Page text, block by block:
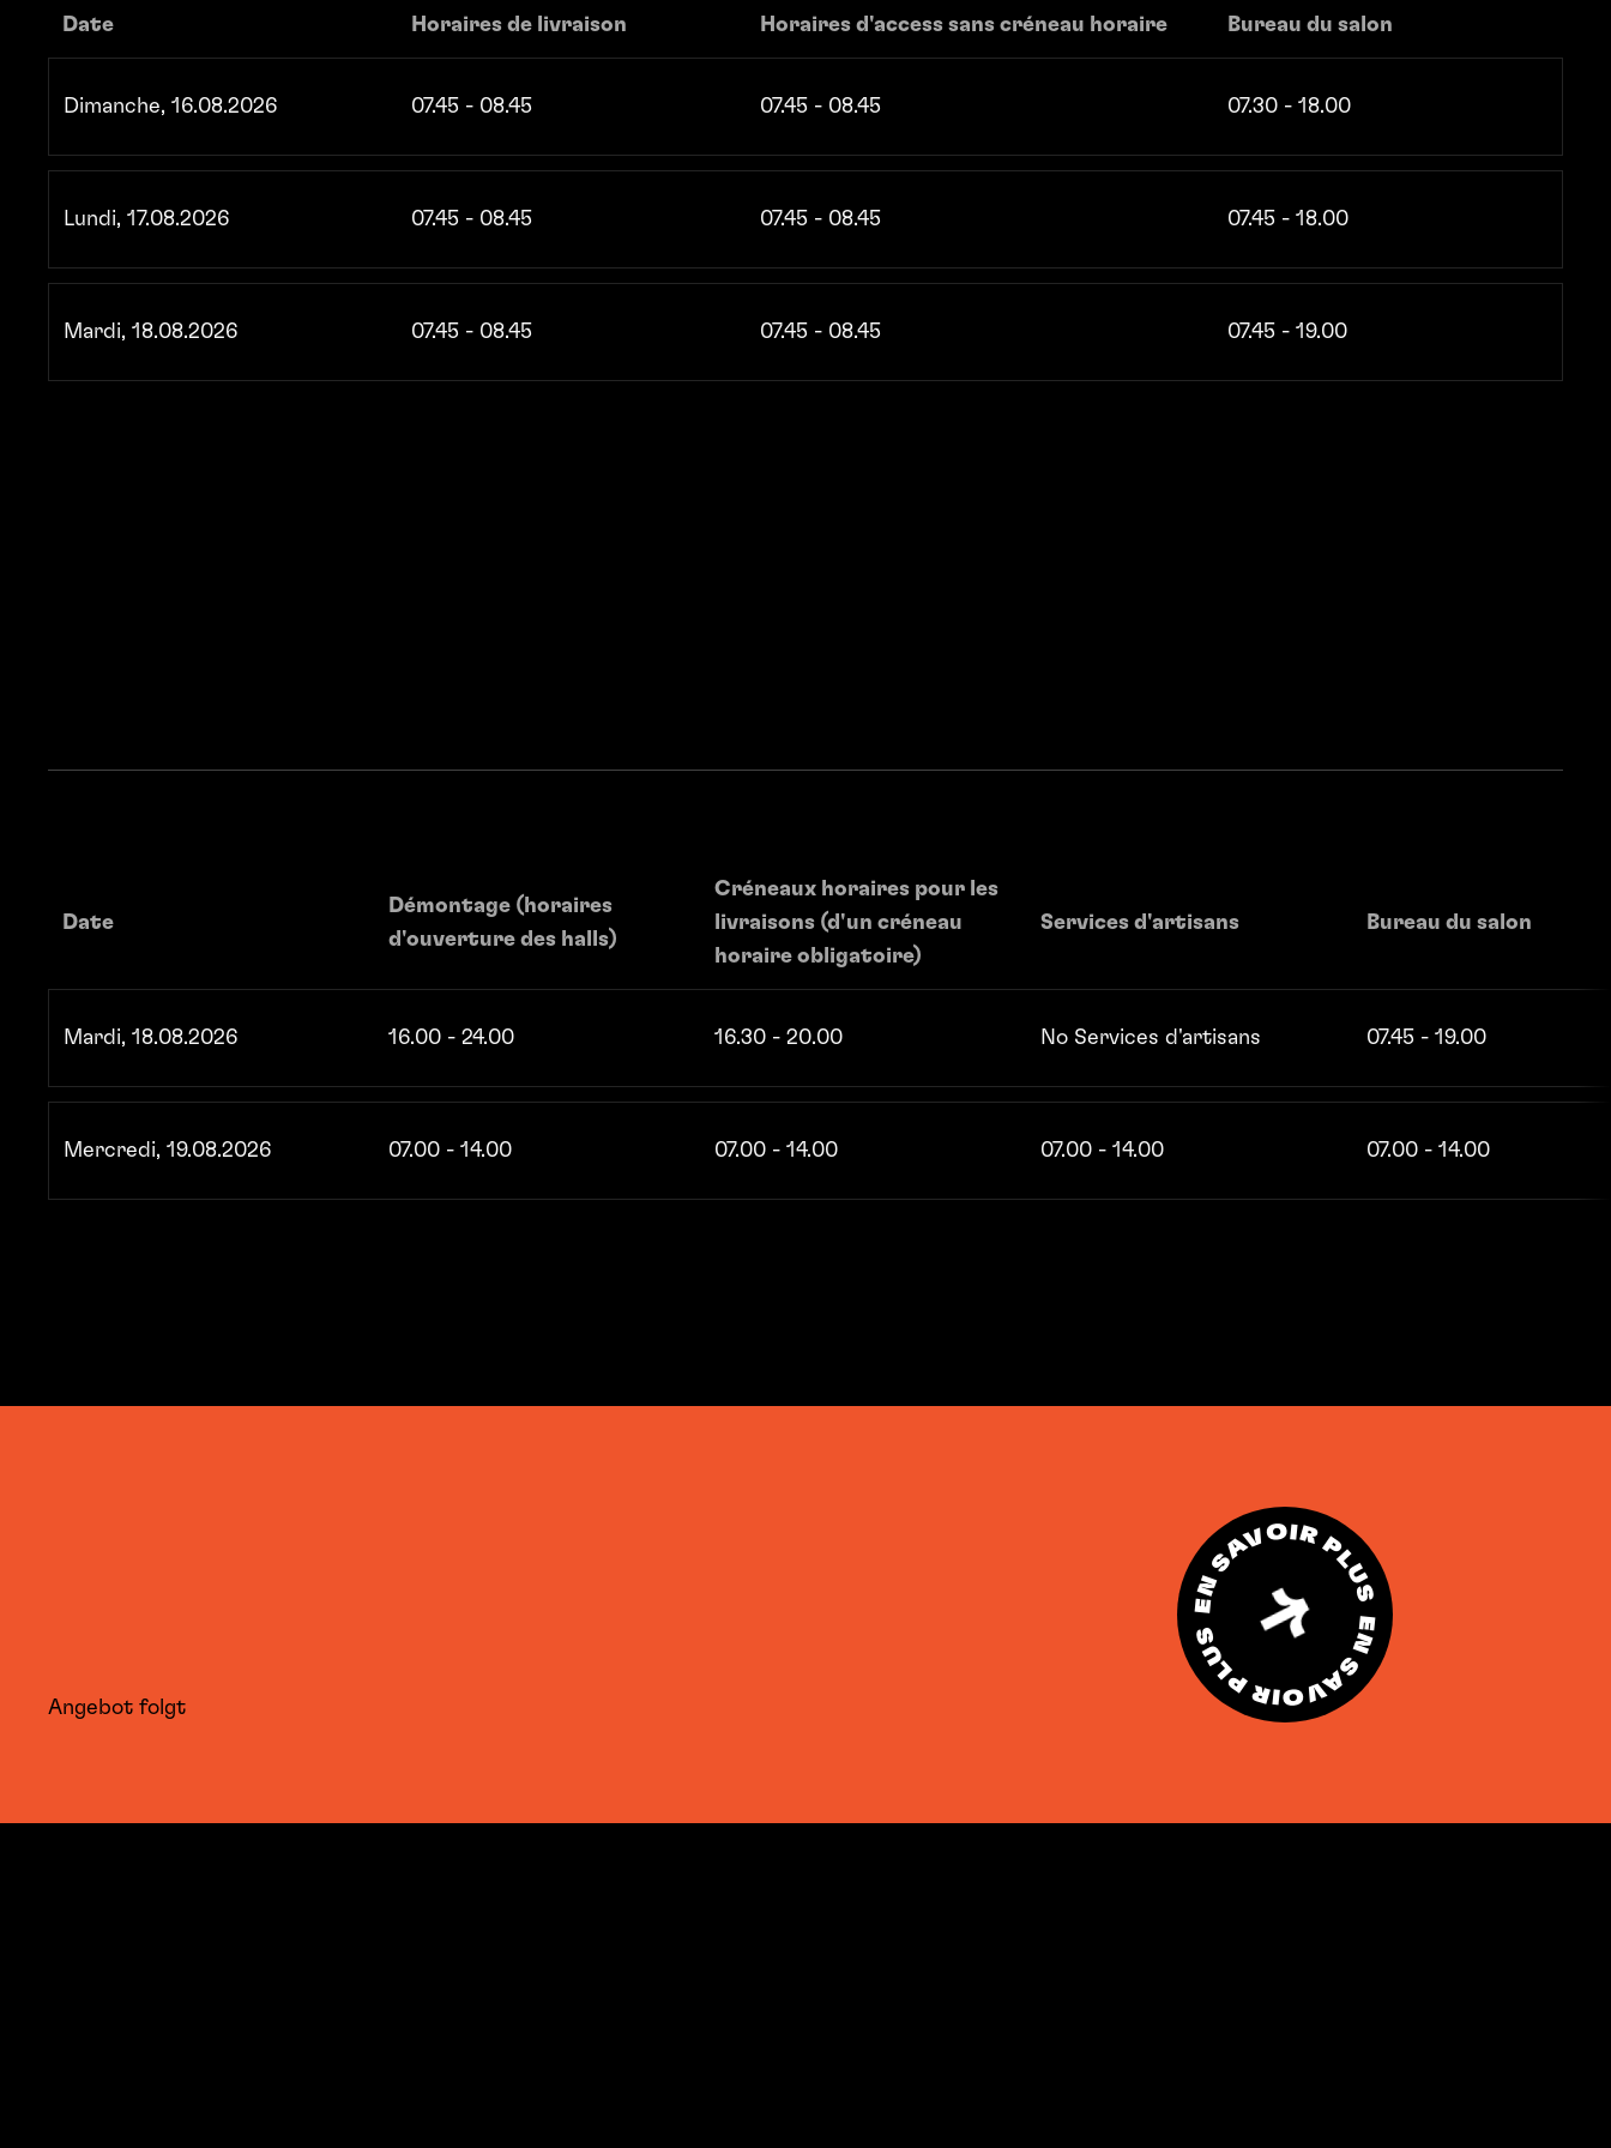
Date Horaires de livraison Horaires d'access ­sans créneau horaire Bureau du salon
Dimanche, 16.08.2026 07.45 - 08.45 07.45 - 08.45 07.30 - 18.00
Lundi, 17.08.2026 07.45 - 08.45 07.45 - 08.45 07.45 - 18.00
Mardi, 18.08.2026 07.45 - 08.45 07.45 - 08.45 07.45 - 19.00
Date
Démontage ­(horaires
d'ouverture des halls)
Créneaux horaires pour les
livraisons ­(d'un créneau
horaire obligatoire)
Services d'artisans Bureau du salon
Mardi, 18.08.2026 16.00 - 24.00 16.30 - 20.00 No Services d'artisans 07.45 - 19.00
Mercredi, 19.08.2026 07.00 - 14.00 07.00 - 14.00 07.00 - 14.00 07.00 - 14.00
Angebot folgt
EN SAVOIR PLUS EN SAVOIR PLUS